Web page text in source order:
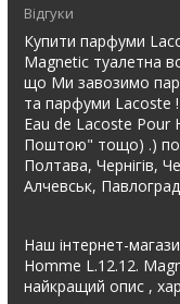
Відгуки
Купити парфуми
Magnetic туалетна
що Ми завозимо
та парфуми Lacoste
Eau de Lacoste Pour
Поштою" тощо) .) по
Полтава, Чернігів,
Алчевськ,
Наш інтернет-
Homme L.12.12.
найкращий опис ,